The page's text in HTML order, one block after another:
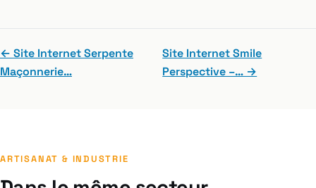
← Site Internet Serpente
Maçonnerie…
Site Internet Smile
Perspective –… →
ARTISANAT & INDUSTRIE